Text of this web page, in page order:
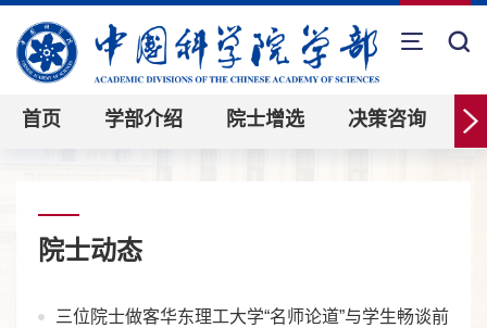
首页 学部介绍 院士增选 决策咨询
院士动态
三位院士做客华东理工大学“名师论道”与学生畅谈前